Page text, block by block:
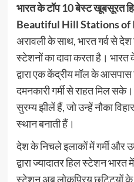
भारत के टॉप 10 बेस्ट खूबसूरत
Beautiful Hill Stations of
अरावली के साथ, भारत गर्व से
स्टेशनों का दावा करता है।
द्वारा एक केंद्रीय मॉल के
दमनकारी गर्मी से राहत मिल
सुरम्य झीलें हैं, जो उन्हें नौका
स्थान बनाती हैं।
देश के निचले इलाकों में गर्मी और
द्वारा ज्यादातर हिल स्टेशन
स्टेशन अब लोकप्रिय छुट्टियों के